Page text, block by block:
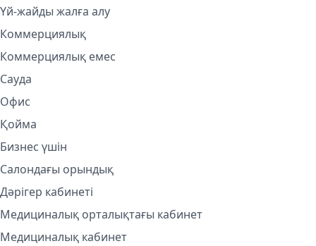
Үй-жайды жалға алу
Коммерциялық
Коммерциялық емес
Сауда
Офис
Қойма
Бизнес үшін
Салондағы орындық
Дәрігер кабинеті
Медициналық орталықтағы кабинет
Медициналық кабинет